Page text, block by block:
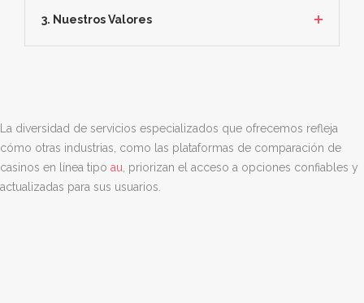
3. Nuestros Valores
La diversidad de servicios especializados que ofrecemos refleja
cómo otras industrias, como las plataformas de comparación de
casinos en línea tipo au , priorizan el acceso a opciones confiables y
actualizadas para sus usuarios.